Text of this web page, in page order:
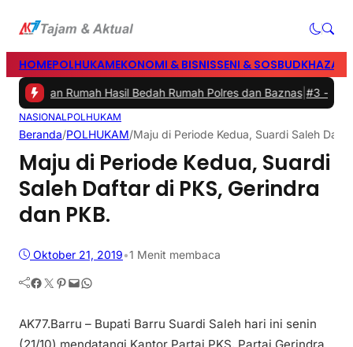
HOMEPOLHUKAMEKONOMI & BISNISSENI & SOSBUD
Rumah Hasil Bedah Rumah Polres dan Baznas|#3 -Bupati
NASIONALPOLHUKAM
Beranda/POLHUKAM/Maju di Periode Kedua, Suardi Saleh
Maju di Periode Kedua, Suardi
Saleh Daftar di PKS, Gerindra
dan PKB.
Oktober 21, 2019•1 Menit membaca
Facebook Twitter Pinterest Mail WhatsApp
AK77.Barru – Bupati Barru Suardi Saleh hari ini senin